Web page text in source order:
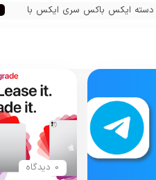
دسته ایکس باکس سری ایکس با
0 دیدگاه